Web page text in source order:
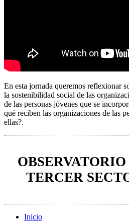
En esta jornada queremos reflexionar
la sostenibilidad social de las
de las personas jóvenes que se
qué reciben las organizaciones de las
ellas?.
TERCER
Inicio